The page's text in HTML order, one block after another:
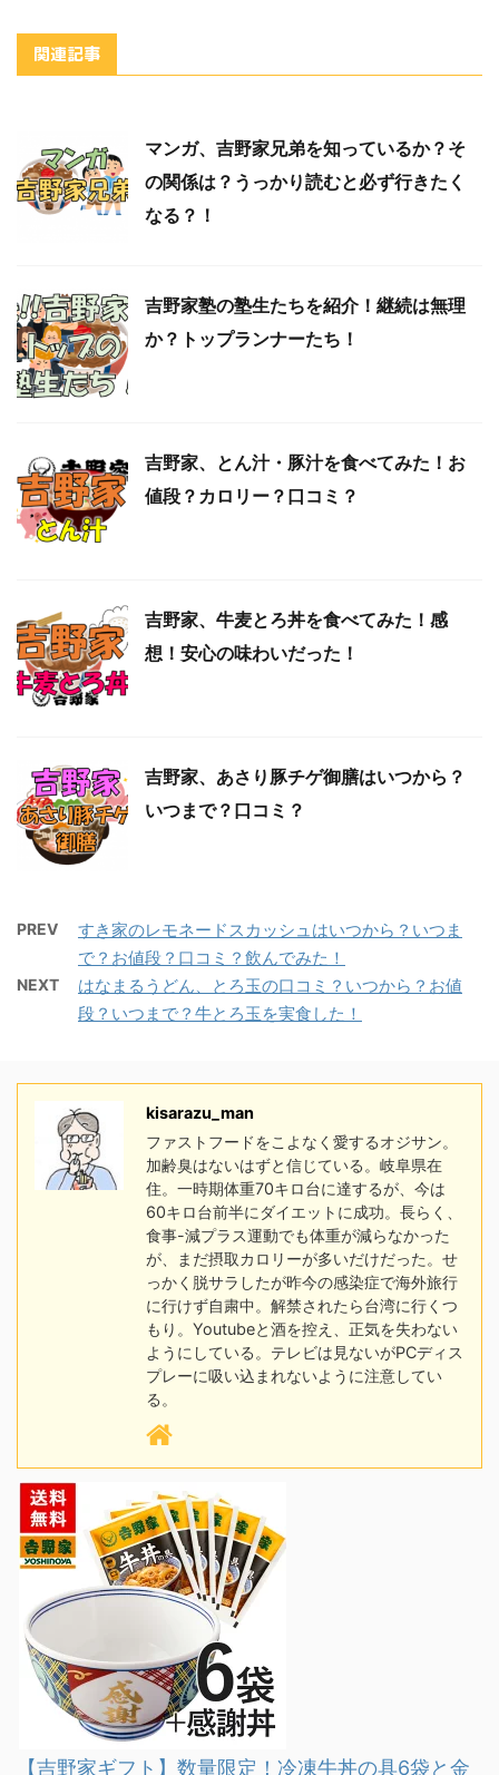
関連記事
マンガ、吉野家兄弟を知っているか？そ
の関係は？うっかり読むと必ず行きたく
なる？！
吉野家塾の塾生たちを紹介！継続は無理
か？トップランナーたち！
吉野家、とん汁・豚汁を食べてみた！お
値段？カロリー？口コミ？
吉野家、牛麦とろ丼を食べてみた！感
想！安心の味わいだった！
吉野家、あさり豚チゲ御膳はいつから？
いつまで？口コミ？
PREV
すき家のレモネードスカッシュはいつから？いつま
で？お値段？口コミ？飲んでみた！
NEXT
はなまるうどん、とろ玉の口コミ？いつから？お値
段？いつまで？牛とろ玉を実食した！
kisarazu_man
ファストフードをこよなく愛するオジサン。
加齢臭はないはずと信じている。岐阜県在
住。一時期体重70キロ台に達するが、今は
60キロ台前半にダイエットに成功。長らく、
食事-減プラス運動でも体重が減らなかった
が、まだ摂取カロリーが多いだけだった。せ
っかく脱サラしたが昨今の感染症で海外旅行
に行けず自粛中。解禁されたら台湾に行くつ
もり。Youtubeと酒を控え、正気を失わない
ようにしている。テレビは見ないがPCディス
プレーに吸い込まれないように注意してい
る。
【吉野家ギフト】数量限定！冷凍牛丼の具6袋と金